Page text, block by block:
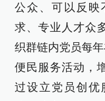
公众、可以反映
求、专业人才众
织群链内党员每
便民服务活动，
过设立党员创优